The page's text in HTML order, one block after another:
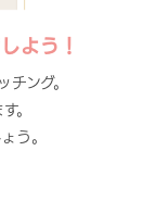
よう！
チング。
。
う。